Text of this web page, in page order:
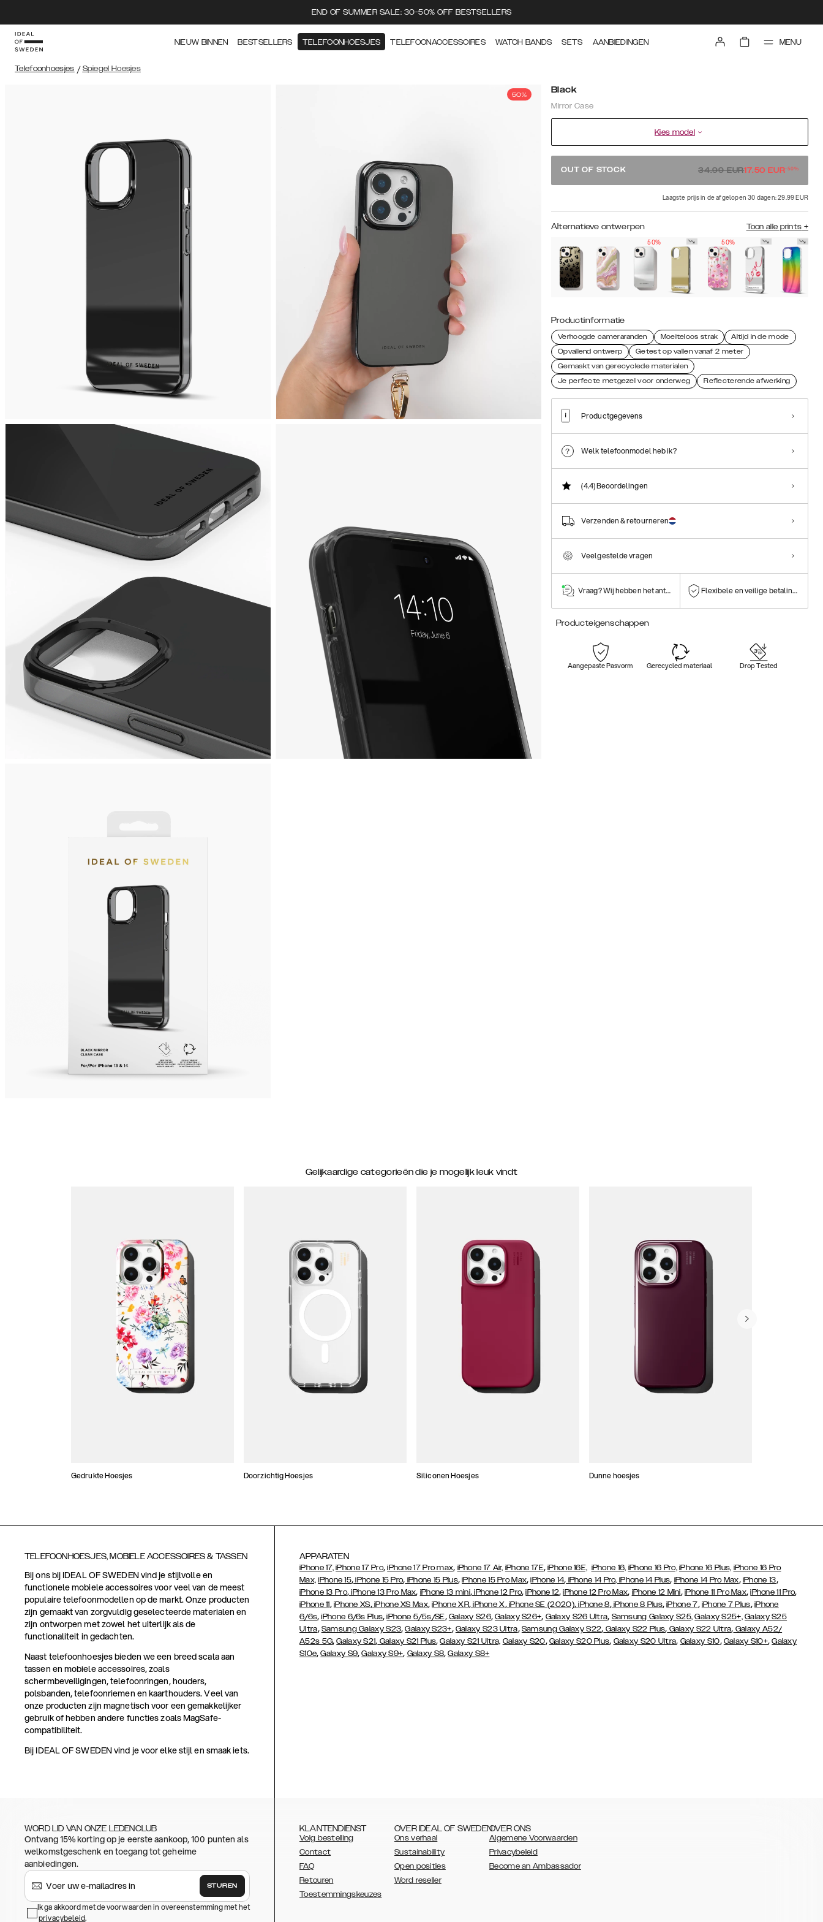
END OF SUMMER SALE: 30-50% OFF BESTSELLERS
NIEUW BINNEN BESTSELLERS TELEFOONHOESJES TELEFOONACCESSOIRES WATCH BANDS SETS AANBIEDINGEN MENU
Telefoonhoesjes / Spiegel Hoesjes
50% Black
Mirror Case
Kies model
OUT OF STOCK 34.99EUR17.50 EUR-50%
Laagste prijs in de afgelopen 30 dagen: 29.99 EUR
Alternatieve ontwerpen Toon alle prints +
50%
50%
Productinformatie
Verhoogde cameraranden Moeiteloos strak
Altijd in de mode
Opvallend ontwerp
Getest op vallen vanaf 2 meter
Gemaakt van gerecyclede materialen
Je perfecte metgezel voor onderweg
Reflecterende afwerking
Productgegevens
Welk telefoonmodel heb ik?
(4.4)Beoordelingen
Verzenden & retourneren
Veelgestelde vragen
Vraag? Wij hebben het antwoord! Flexibele en veilige betalingen
Producteigenschappen
Aangepaste Pasvorm Gerecycled materiaal Drop Tested
Gelijkaardige categorieën die je mogelijk leuk vindt
Gedrukte Hoesjes Doorzichtig Hoesjes Siliconen Hoesjes Dunne hoesjes
TELEFOONHOESJES, MOBIELE ACCESSOIRES & TASSEN
Bij ons bij IDEAL OF SWEDEN vind je stijlvolle en
functionele mobiele accessoires voor veel van de meest
populaire telefoonmodellen op de markt. Onze producten
zijn gemaakt van zorgvuldig geselecteerde materialen en
zijn ontworpen met zowel het uiterlijk als de
functionaliteit in gedachten.
Naast telefoonhoesjes bieden we een breed scala aan
tassen en mobiele accessoires, zoals
schermbeveiligingen, telefoonringen, houders,
polsbanden, telefoonriemen en kaarthouders. Veel van
onze producten zijn magnetisch voor een gemakkelijker
gebruik of hebben andere functies zoals MagSafe-
compatibiliteit.
Bij IDEAL OF SWEDEN vind je voor elke stijl en smaak iets.
APPARATEN
iPhone 17, iPhone 17 Pro,iPhone 17 Pro max, iPhone 17 Air, iPhone 17E,iPhone 16E, iPhone 16, iPhone 16 Pro, iPhone 16 Plus, iPhone 16 Pro
Max, iPhone 15, iPhone 15 Pro, iPhone 15 Plus,iPhone 15 Pro Max,iPhone 14, iPhone 14 Pro, iPhone 14 Plus, iPhone 14 Pro Max, iPhone 13,
iPhone 13 Pro, iPhone 13 Pro Max, iPhone 13 mini,iPhone 12 Pro,iPhone 12,iPhone 12 Pro Max, iPhone 12 Mini, iPhone 11 Pro Max,iPhone 11 Pro,
iPhone 11, iPhone XS,iPhone XS Max,iPhone XR,iPhone X,iPhone SE (2020),iPhone 8,iPhone 8 Plus,iPhone 7, iPhone 7 Plus, iPhone
6/6s,iPhone 6/6s Plus,iPhone 5/5s/SE, Galaxy S26,Galaxy S26+, Galaxy S26 Ultra, Samsung Galaxy S25, Galaxy S25+, Galaxy S25
Ultra, Samsung Galaxy S23,Galaxy S23+, Galaxy S23 Ultra, Samsung Galaxy S22, Galaxy S22 Plus, Galaxy S22 Ultra, Galaxy A52/
A52s 5G,Galaxy S21, Galaxy S21 Plus,Galaxy S21 Ultra, Galaxy S20, Galaxy S20 Plus, Galaxy S20 Ultra, Galaxy S10, Galaxy S10+,Galaxy
S10e,Galaxy S9,Galaxy S9+, Galaxy S8,Galaxy S8+
WORD LID VAN ONZE LEDENCLUB
Ontvang 15% korting op je eerste aankoop, 100 punten als
welkomstgeschenk en toegang tot geheime
aanbiedingen.
STUREN
Ik ga akkoord met de voorwaarden in overeenstemming met het
privacybeleid.
KLANTENDIENST
Volg bestelling
Contact
FAQ
Retouren
Toestemmingskeuzes
OVER IDEAL OF SWEDEN
Ons verhaal
Sustainability
Open posities
Word reseller
OVER ONS
Algemene Voorwaarden
Privacybeleid
Become an Ambassador
AUSTRALIA